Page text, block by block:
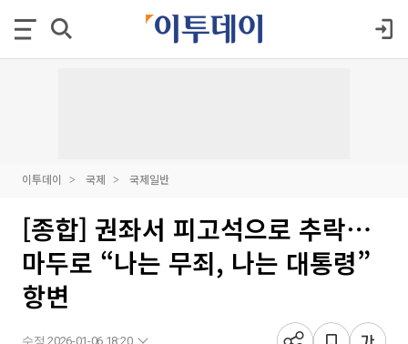
이투데이 국제 국제일반
[종합] 권좌서 피고석으로 추락⋯
마두로 “나는 무죄, 나는 대통령”
항변
수정 2026-01-06 18:20